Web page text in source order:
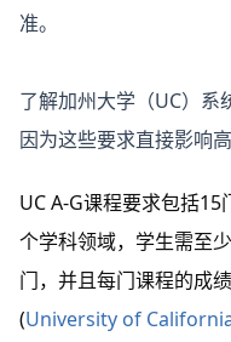
准。
了解加州大学（UC）系
因为这些要求直接影响
UC A-G课程要求包括
个学科领域，学生需至
门，并且每门课程的成
(University of